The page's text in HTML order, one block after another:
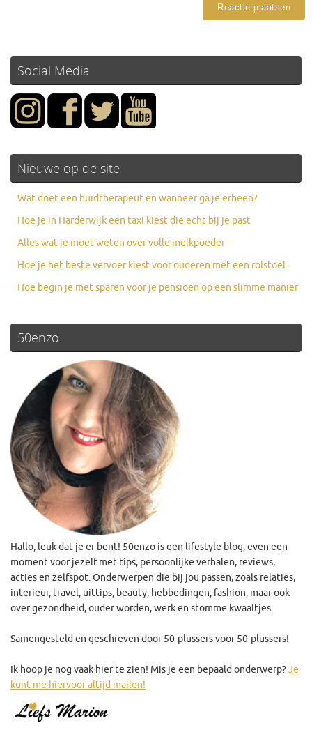
Social Media
Nieuwe op de site
Wat doet een huidtherapeut en wanneer ga je erheen?
Hoe je in Harderwijk een taxi kiest die echt bij je past
Alles wat je moet weten over volle melkpoeder
Hoe je het beste vervoer kiest voor ouderen met een rolstoel
Hoe begin je met sparen voor je pensioen op een slimme manier
50enzo
Hallo, leuk dat je er bent! 50enzo is een lifestyle blog, even een
moment voor jezelf met tips, persoonlijke verhalen, reviews,
acties en zelfspot. Onderwerpen die bij jou passen, zoals relaties,
interieur, travel, uittips, beauty, hebbedingen, fashion, maar ook
over gezondheid, ouder worden, werk en stomme kwaaltjes.
Samengesteld en geschreven door 50-plussers voor 50-plussers!
Ik hoop je nog vaak hier te zien! Mis je een bepaald onderwerp?Je
kunt me hiervoor altijd mailen!